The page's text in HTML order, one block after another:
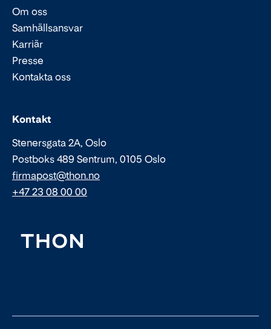
Om oss
Samhällsansvar
Karriär
Presse
Kontakta oss
Kontakt
Stenersgata 2A, Oslo
Postboks 489 Sentrum, 0105 Oslo
Epost:
firmapost@thon.no
Telefon:
+47 23 08 00 00